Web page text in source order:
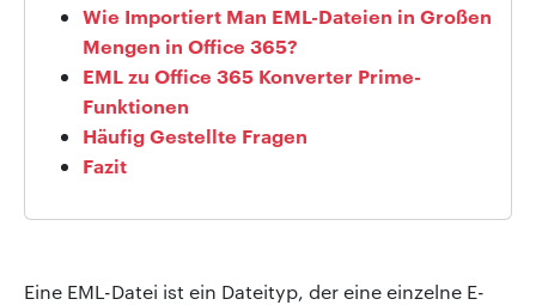
Wie Importiert Man EML-Dateien in Großen
Mengen in Office 365?
EML zu Office 365 Konverter Prime-
Funktionen
Häufig Gestellte Fragen
Fazit
Eine EML-Datei ist ein Dateityp, der eine einzelne E-